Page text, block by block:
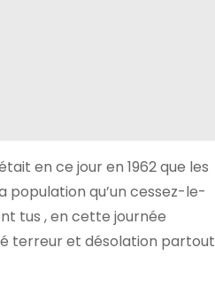
en ce jour en 1962 que les
population qu’un cessez-le-
tus , en cette journée
terreur et désolation partout